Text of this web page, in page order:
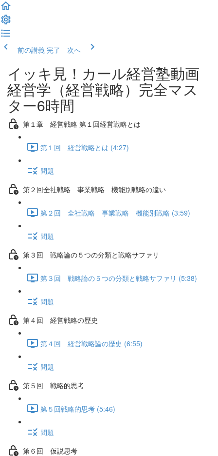
前の講義 完了 次へ
イッキ見！カール経営塾動画
経営学（経営戦略）完全マス
ター6時間
第１章 経営戦略 第１回経営戦略とは
第１回 経営戦略とは (4:27)
問題
第２回全社戦略 事業戦略 機能別戦略の違い
第２回 全社戦略 事業戦略 機能別戦略 (3:59)
問題
第３回 戦略論の５つの分類と戦略サファリ
第３回 戦略論の５つの分類と戦略サファリ (5:38)
問題
第４回 経営戦略の歴史
第４回 経営戦略論の歴史 (6:55)
問題
第５回 戦略的思考
第５回戦略的思考 (5:46)
問題
第６回 仮説思考